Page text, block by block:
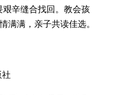
辛缝合找回。教会孩
满满，亲子共读佳选。